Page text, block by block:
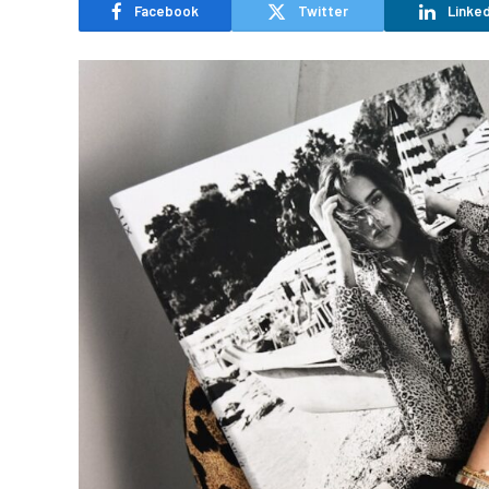
Facebook Twitter